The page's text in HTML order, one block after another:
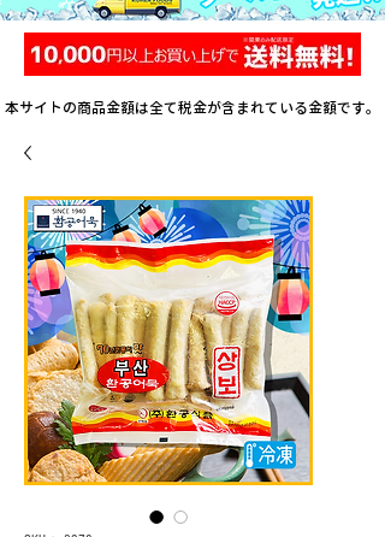
本サイトの商品金額は全て税金が含まれている金額です。